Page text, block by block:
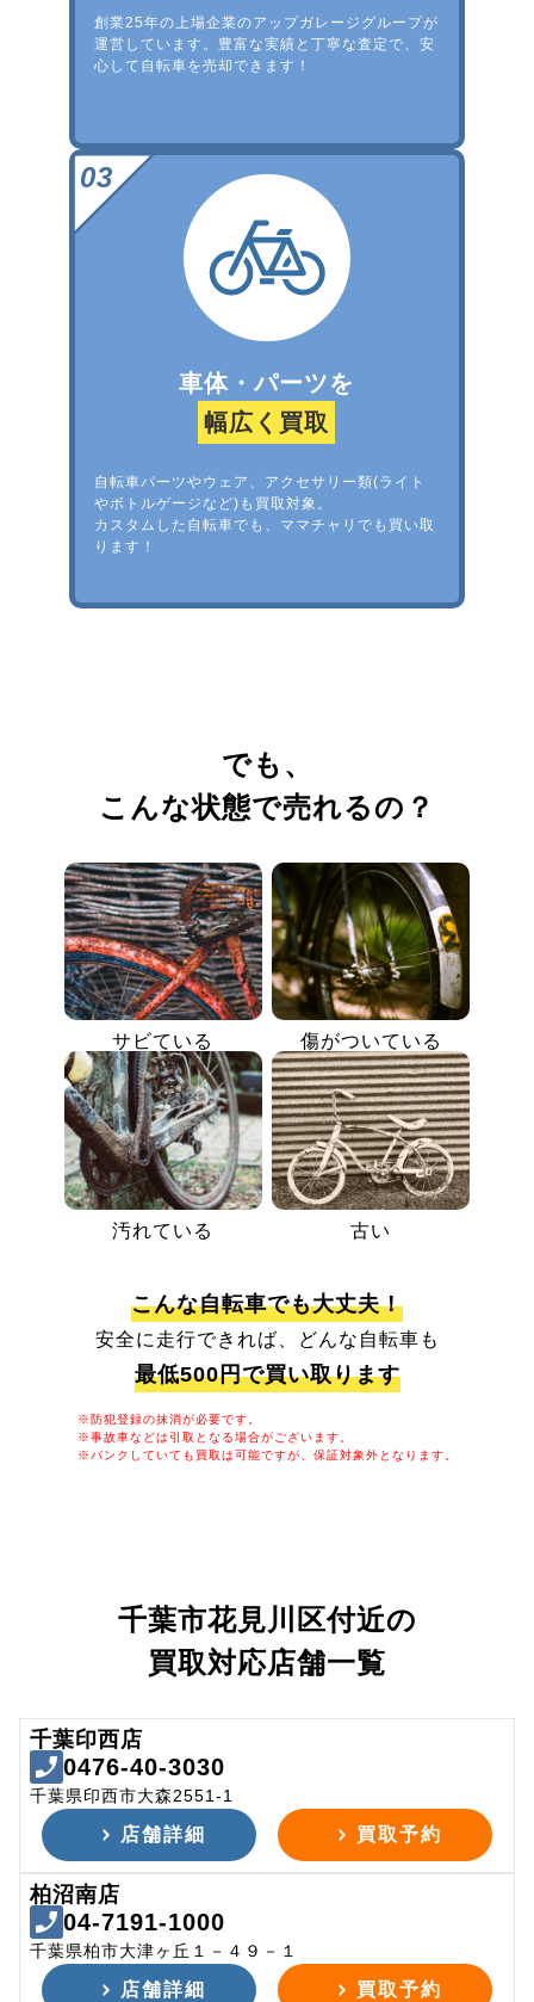
創業25年の上場企業のアップガレージグループが
運営しています。豊富な実績と丁寧な査定で、安
心して自転車を売却できます！
車体・パーツを
幅広く買取
自転車パーツやウェア、アクセサリー類(ライト
やボトルゲージなど)も買取対象。
カスタムした自転車でも、ママチャリでも買い取
ります！
でも、
こんな状態で売れるの？
サビている 傷がついている
汚れている 古い
こんな自転車でも大丈夫！
安全に走行できれば、どんな自転車も
最低500円で買い取ります
※防犯登録の抹消が必要です。
※事故車などは引取となる場合がございます。
※パンクしていても買取は可能ですが、保証対象外となります。
千葉市花見川区付近の
買取対応店舗一覧
千葉印西店
0476-40-3030
千葉県印西市大森2551-1
店舗詳細 買取予約
柏沼南店
04-7191-1000
千葉県柏市大津ヶ丘１－４９－１
店舗詳細 買取予約